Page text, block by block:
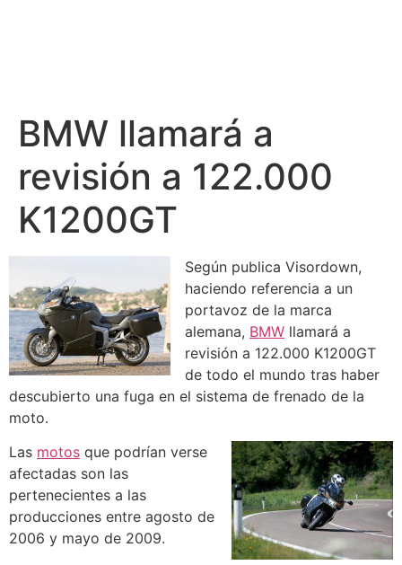
BMW llamará a
revisión a 122.000
K1200GT
Según publica Visordown,
haciendo referencia a un
portavoz de la marca
alemana, BMW llamará a
revisión a 122.000 K1200GT
de todo el mundo tras haber
descubierto una fuga en el sistema de frenado de la
moto.
Las motos que podrían verse
afectadas son las
pertenecientes a las
producciones entre agosto de
2006 y mayo de 2009.